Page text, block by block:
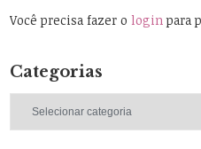
Você precisa fazer ologinpara
Categorias